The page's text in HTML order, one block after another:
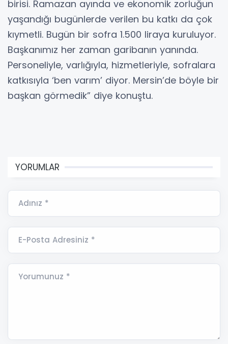
birisi. Ramazan ayında ve ekonomik zorluğun
yaşandığı bugünlerde verilen bu katkı da çok
kıymetli. Bugün bir sofra 1.500 liraya kuruluyor.
Başkanımız her zaman garibanın yanında.
Personeliyle, varlığıyla, hizmetleriyle, sofralara
katkısıyla ‘ben varım’ diyor. Mersin’de böyle bir
başkan görmedik” diye konuştu.
YORUMLAR
Adınız *
E-Posta Adresiniz *
Yorumunuz *